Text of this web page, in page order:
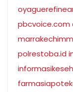
pbcvoice.com
polrestoba.id